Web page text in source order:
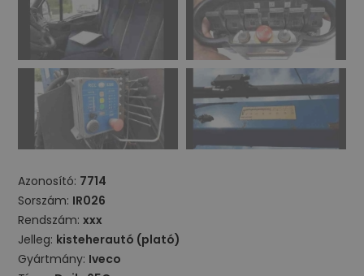
Azonosító: 7714
Sorszám: IR026
Rendszám:xxx
Jelleg: kisteherautó (plató)
Gyártmány: Iveco